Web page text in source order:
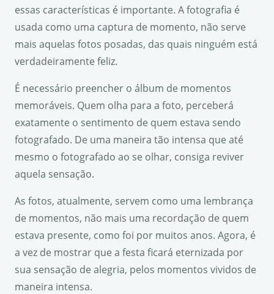
essas características é importante. A fotografia é
usada como uma captura de momento, não serve
mais aquelas fotos posadas, das quais ninguém está
verdadeiramente feliz.
É necessário preencher o álbum de momentos
memoráveis. Quem olha para a foto, perceberá
exatamente o sentimento de quem estava sendo
fotografado. De uma maneira tão intensa que até
mesmo o fotografado ao se olhar, consiga reviver
aquela sensação.
As fotos, atualmente, servem como uma lembrança
de momentos, não mais uma recordação de quem
estava presente, como foi por muitos anos. Agora, é
a vez de mostrar que a festa ficará eternizada por
sua sensação de alegria, pelos momentos vividos de
maneira intensa.